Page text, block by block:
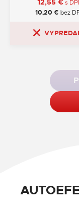
12,55 €s
10,20 € bez